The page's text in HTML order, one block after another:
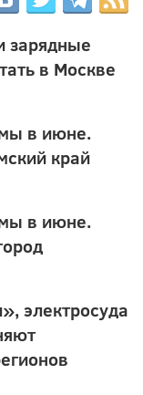
зарядные
в Москве
в июне.
край
в июне.
электросуда